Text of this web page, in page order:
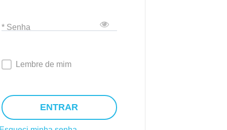
* Senha
Lembre de mim
ENTRAR